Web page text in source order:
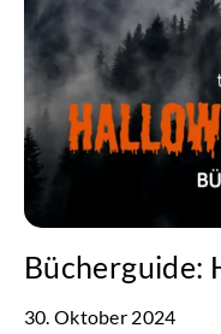
Bücherguide:
30. Oktober 2024